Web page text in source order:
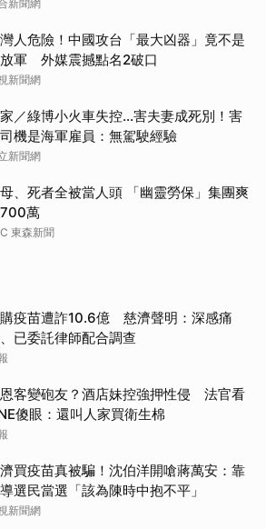
新聞網
人危險！中國攻台「最大凶器」竟不是
軍 外媒震撼點名2破口
新聞網
／綠博小火車失控…害夫妻成死別！害
機是海軍雇員：無駕駛經驗
新聞網
、死者全被當人頭 「幽靈勞保」集團爽
萬
東森新聞
疫苗遭詐10.6億 慈濟聲明：深感痛
已委託律師配合調查
客變砲友？酒店妹控強押性侵 法官看
傻眼：還叫人家買衛生棉
買疫苗真被騙！沈伯洋開嗆蔣萬安：靠
選民當選「該為陳時中抱不平」
新聞網